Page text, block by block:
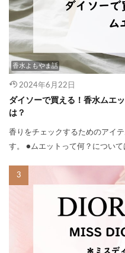
香水よもやま話
2024年6月22日
ダイソーで買える！香水ムエ
は？
香りをチェックするためのアイ
す。 ●ムエットって何？について